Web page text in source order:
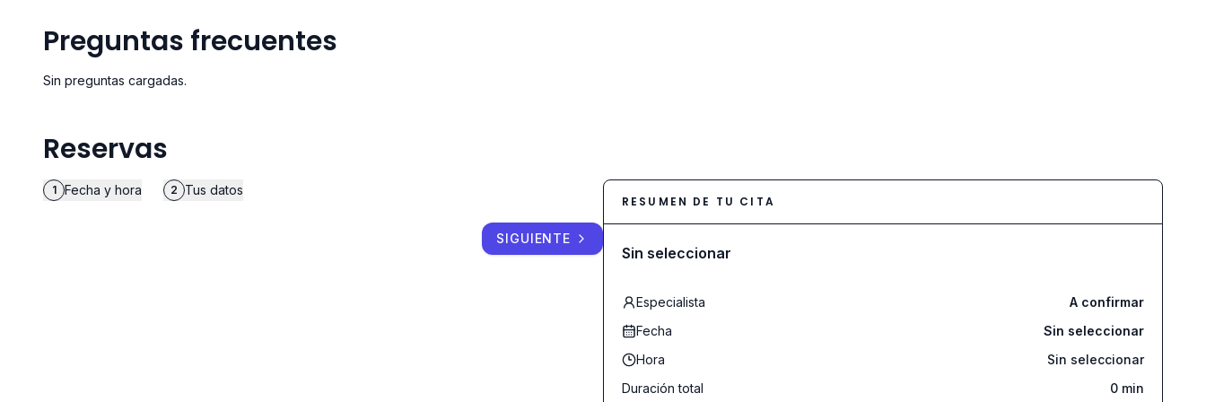
Preguntas frecuentes
Sin preguntas cargadas.
Reservas
1 Fecha y hora 2 Tus datos
SIGUIENTE
RESUMEN DE TU CITA
Sin seleccionar
Especialista
A confirmar
Fecha
Sin seleccionar
Hora
Sin seleccionar
Duración total
0 min